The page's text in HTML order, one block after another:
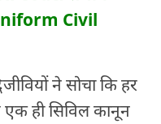
Civil
ने सोचा कि हर
एक ही सिविल कानून